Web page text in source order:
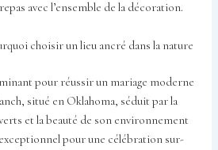
avec l’ensemble de la décoration.
choisir un lieu ancré dans la nature
pour réussir un mariage moderne
situé en Oklahoma, séduit par la
et la beauté de son environnement
pour une célébration sur-